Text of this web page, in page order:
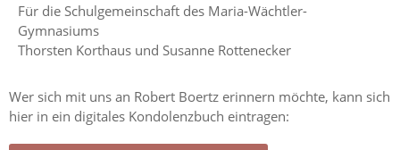
Für die Schulgemeinschaft des Maria-Wächtler-
Gymnasiums
Thorsten Korthaus und Susanne Rottenecker
Wer sich mit uns an Robert Boertz erinnern möchte, kann sich
hier in ein digitales Kondolenzbuch eintragen: